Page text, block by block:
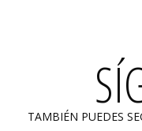
TAMBIÉN PUEDES